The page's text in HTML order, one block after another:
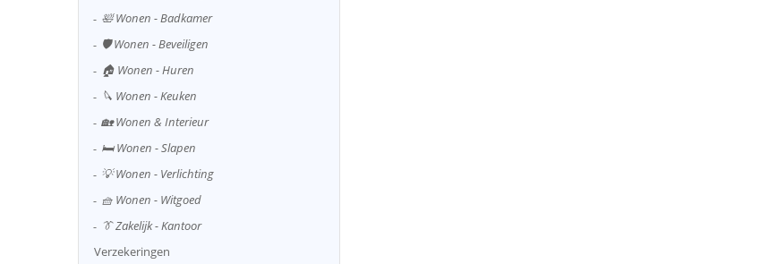
🛀 Wonen - Badkamer
🛡️ Wonen - Beveiligen
🏠 Wonen - Huren
🔪 Wonen - Keuken
🏡 Wonen & Interieur
🛏️ Wonen - Slapen
💡 Wonen - Verlichting
🧺 Wonen - Witgoed
👔 Zakelijk - Kantoor
Verzekeringen